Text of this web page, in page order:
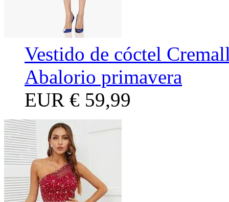
Vestido de cóctel
Abalorio primavera
EUR € 59,99